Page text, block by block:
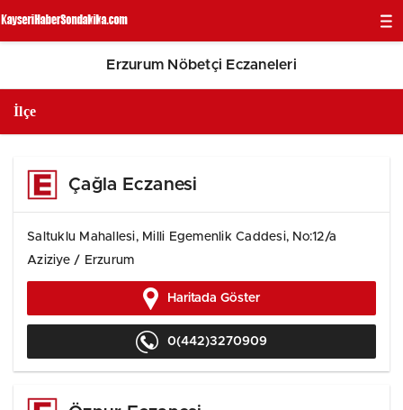
Erzurum Nöbetçi Eczaneleri
Çağla Eczanesi
Saltuklu Mahallesi, Milli Egemenlik Caddesi, No:12/a
Aziziye / Erzurum
Haritada Göster
0(442)3270909